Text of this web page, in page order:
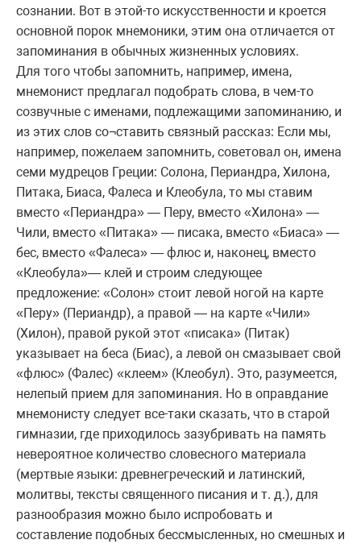
сознании. Вот в этой-то искусственности и кроется
основной порок мнемоники, этим она отличается от
запоминания в обычных жизненных условиях.
Для того чтобы запомнить, например, имена,
мнемонист предлагал подобрать слова, в чем-то
созвучные с именами, подлежащими запоминанию, и
из этих слов со¬ставить связный рассказ: Если мы,
например, пожелаем запомнить, советовал он, имена
семи мудрецов Греции: Солона, Периандра, Хилона,
Питака, Биаса, Фалеса и Клеобула, то мы ставим
вместо «Периандра» — Перу, вместо «Хилона» —
Чили, вместо «Питака» — писака, вместо «Биаса» —
бес, вместо «Фалеса» — флюс и, наконец, вместо
«Клеобула»— клей и строим следующее
предложение: «Солон» стоит левой ногой на карте
«Перу» (Периандр), а правой — на карте «Чили»
(Хилон), правой рукой этот «писака» (Питак)
указывает на беса (Биас), а левой он смазывает свой
«флюс» (Фалес) «клеем» (Клеобул). Это, разумеется,
нелепый прием для запоминания. Но в оправдание
мнемонисту следует все-таки сказать, что в старой
гимназии, где приходилось зазубривать на память
невероятное количество словесного материала
(мертвые языки: древнегреческий и латинский,
молитвы, тексты священного писания и т. д.), для
разнообразия можно было испробовать и
составление подобных бессмысленных, но смешных и